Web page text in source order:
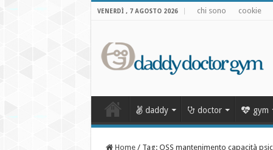
VENERDÌ , 7 AGOSTO 2026 chi sono cookie
daddy doctor gym
Home / Tag: OSS mantenimento capacità